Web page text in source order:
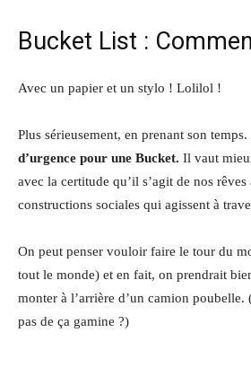
Bucket List :
Avec un papier et un stylo ! Lolilol !
Plus sérieusement, en prenant son temps.
d’urgence pour une Bucket. Il vaut
avec la certitude qu’il s’agit de nos rêves
constructions sociales qui agissent à
On peut penser vouloir faire le tour du
tout le monde) et en fait, on prendrait
monter à l’arrière d’un camion
pas de ça gamine ?)